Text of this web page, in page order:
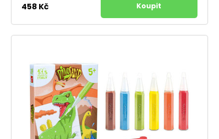
458 Kč